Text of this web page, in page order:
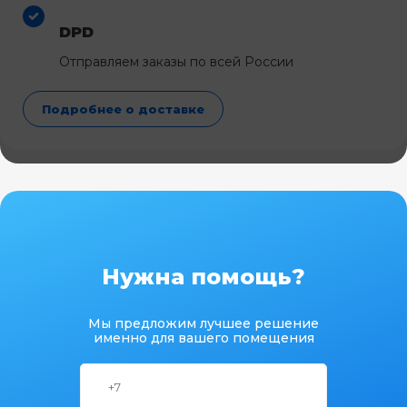
DPD
Отправляем заказы по всей России
Подробнее о доставке
Нужна помощь?
Мы предложим лучшее решение
именно для вашего помещения